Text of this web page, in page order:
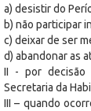
a) desistir do
b) não participar
c) deixar de ser
d) abandonar as
II - por decisão
Secretaria da
III – quando